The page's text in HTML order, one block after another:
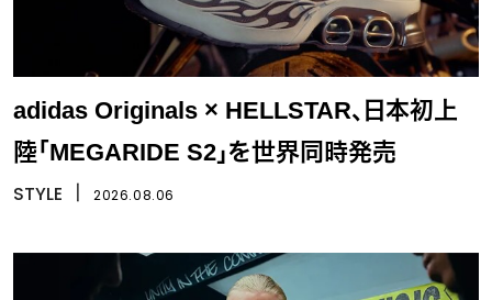
adidas Originals × HELLSTAR、日本初上
陸「MEGARIDE S2」を世界同時発売
STYLE 2026.08.06